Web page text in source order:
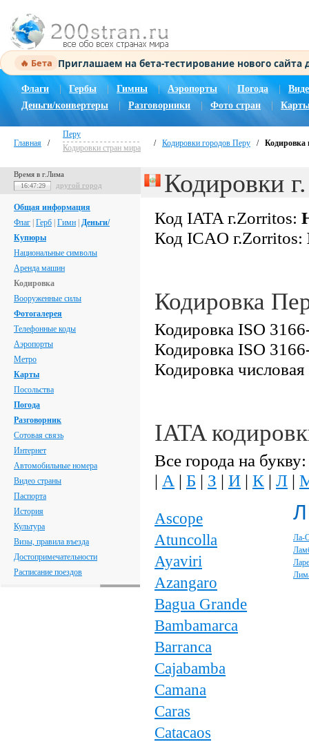
🔥 Бета Приглашаем на бета-тестирование нового
Флаги Гербы Гимны | Аэропорты Погода |
Деньги/конвертеры
Разговорники Фото стран
Главная /
Перу
Кодировки стран мира
/ Кодировки городов Перу / Кодировка
Время в г.Лима
16:47:30 другой город
Общая информация
Флаг Герб Гимн Деньги/
Купюры
Национальные символы
Аренда машин
Кодировка
Вооруженные силы
Фотогалерея
Телефонные коды
Аэропорты
Метро
Карты
Посольства
Погода
Разговорник
Сотовая связь
Интернет
Автомобильные номера
Видео страны
Паспорта
История
Культура
Визы, правила въезда
Достопримечательности
Расписание поездов
Кодировки
Код IATA г.Zorritos:
Код ICAO г.Zorritos:
Кодировка
Кодировка ISO
Кодировка ISO
Кодировка
IATA
Все города на букву:
| А | Б | З | И | К | Л |
Ascope
Atuncolla
Ayaviri
Azangaro
Bagua Grande
Bambamarca
Barranca
Cajabamba
Camana
Caras
Catacaos
Л
Ла-